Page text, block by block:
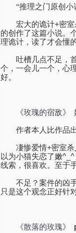
“推理之门原创小
宏大的诡计+密室
的创作了这篇小说。
理诡计，读了才会懂
吐槽几点不足，
个，一会儿一个，心
好。
《玫瑰的宿敌》
作者本人比作品
凄惨爱情+密室
以为小猫失恋了嫩^_^
线索，很喜欢。至于
不足？案件的凶
只是这个观念正好针
《散落的玫瑰》